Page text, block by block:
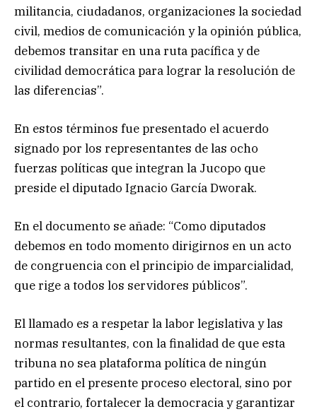
militancia, ciudadanos, organizaciones la sociedad
civil, medios de comunicación y la opinión pública,
debemos transitar en una ruta pacífica y de
civilidad democrática para lograr la resolución de
las diferencias”.
En estos términos fue presentado el acuerdo
signado por los representantes de las ocho
fuerzas políticas que integran la Jucopo que
preside el diputado Ignacio García Dworak.
En el documento se añade: “Como diputados
debemos en todo momento dirigirnos en un acto
de congruencia con el principio de imparcialidad,
que rige a todos los servidores públicos”.
El llamado es a respetar la labor legislativa y las
normas resultantes, con la finalidad de que esta
tribuna no sea plataforma política de ningún
partido en el presente proceso electoral, sino por
el contrario, fortalecer la democracia y garantizar